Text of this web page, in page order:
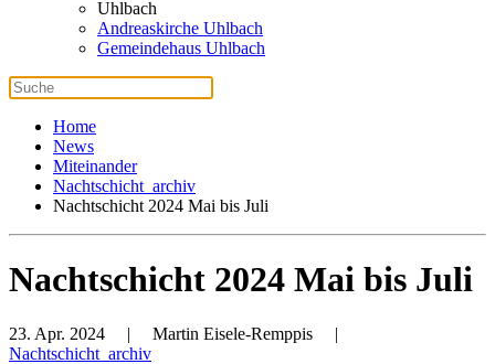
Uhlbach
Andreaskirche Uhlbach
Gemeindehaus Uhlbach
Home
News
Miteinander
Nachtschicht_archiv
Nachtschicht 2024 Mai bis Juli
Nachtschicht 2024 Mai bis Juli
23. Apr. 2024 | Martin Eisele-Remppis |
Nachtschicht_archiv